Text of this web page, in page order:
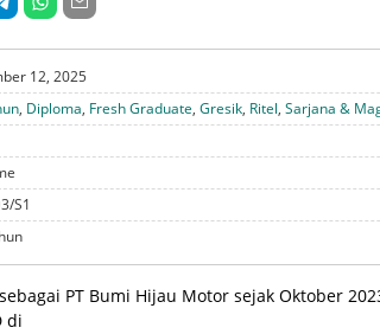
12, 2025
, Diploma, Fresh Graduate, Gresik, Ritel, Sarjana &
S1
PT Bumi Hijau Motor sejak Oktober
di